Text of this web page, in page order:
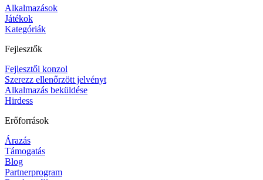
Alkalmazások
Játékok
Kategóriák
Fejlesztők
Fejlesztői konzol
Szerezz ellenőrzött jelvényt
Alkalmazás beküldése
Hirdess
Erőforrások
Árazás
Támogatás
Blog
Partnerprogram